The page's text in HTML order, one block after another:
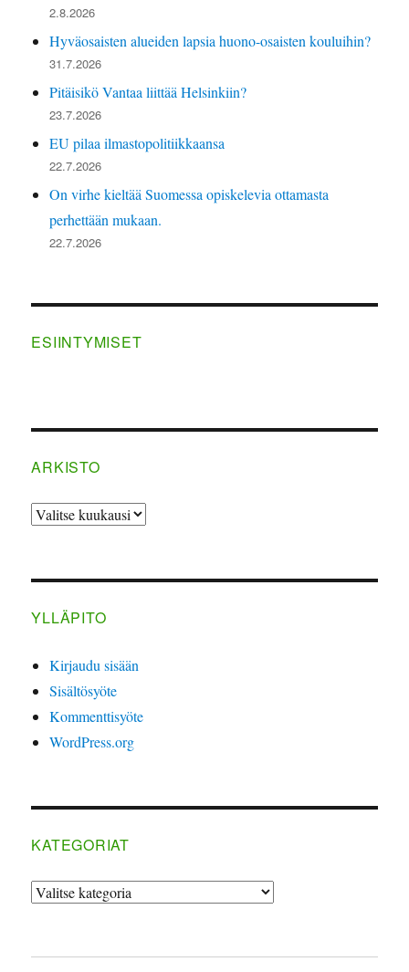
2.8.2026
Hyväosaisten alueiden lapsia huono-osaisten kouluihin?
31.7.2026
Pitäisikö Vantaa liittää Helsinkiin?
23.7.2026
EU pilaa ilmastopolitiikkaansa
22.7.2026
On virhe kieltää Suomessa opiskelevia ottamasta
perhettään mukaan.
22.7.2026
ESIINTYMISET
ARKISTO
ARKISTO
YLLÄPITO
Kirjaudu sisään
Sisältösyöte
Kommenttisyöte
WordPress.org
KATEGORIAT
Kategoriat